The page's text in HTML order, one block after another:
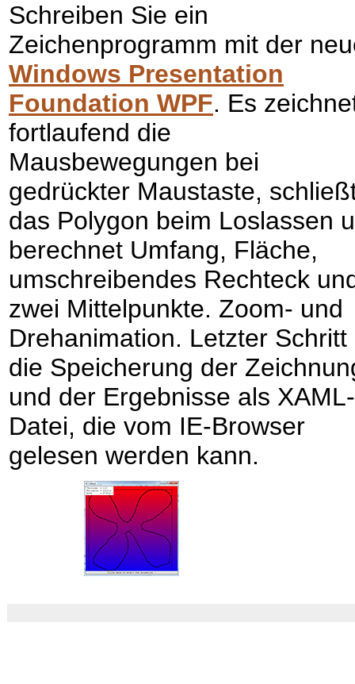
Schreiben Sie ein
Zeichenprogramm mit der
Windows Presentation
Foundation WPF. Es
fortlaufend die
Mausbewegungen bei
gedrückter Maustaste,
das Polygon beim Loslassen
berechnet Umfang, Fläche,
umschreibendes Rechteck
zwei Mittelpunkte. Zoom- und
Drehanimation. Letzter Schritt
die Speicherung der
und der Ergebnisse als XAML-
Datei, die vom IE-Browser
gelesen werden kann.